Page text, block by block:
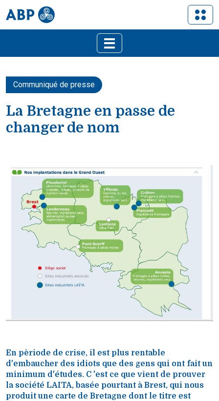
Communiqué de presse
La Bretagne en passe de
changer de nom
En pèriode de crise, il est plus rentable
d'embaucher des idiots que des gens qui ont fait un
minimum d'études. C 'est ce que vient de prouver
la société LAITA, basée pourtant à Brest, qui nous
produit une carte de Bretagne dont le titre est